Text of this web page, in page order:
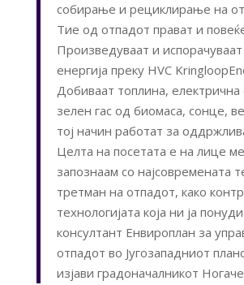
собирање и рециклирање на
Тие од отпадот прават и
Произведуваат и
енергија преку HVC
Добиваат топлина, електрична
зелен гас од биомаса, сонце,
тој начин работат за
Целта на посетата е на лице
запознаам со најсовремената
третман на отпадот, како
технологијата која ни ја
консултант Енвироплан за
отпадот во Југозападниот
изјави градоначалникот